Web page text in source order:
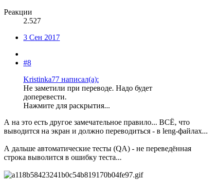
Реакции
2.527
3 Сен 2017
#8
Kristinka77 написал(а):
Не заметили при переводе. Надо будет
доперевести.
Нажмите для раскрытия...
А на это есть другое замечательное правило... ВСЁ, что
выводится на экран и должно переводиться - в leng-файлах...
А дальше автоматические тесты (QA) - не переведённая
строка выволится в ошибку теста...